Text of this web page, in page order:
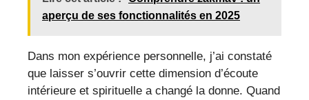
aperçu de ses fonctionnalités en 2025
Dans mon expérience personnelle, j’ai constaté
que laisser s’ouvrir cette dimension d’écoute
intérieure et spirituelle a changé la donne. Quand